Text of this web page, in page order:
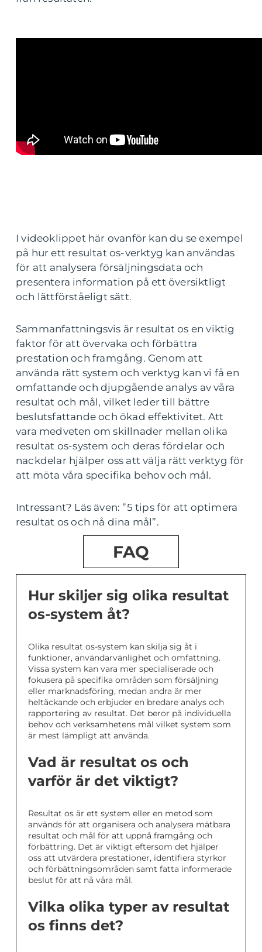
I videoklippet här ovanför kan du se exempel
på hur ett resultat os-verktyg kan användas
för att analysera försäljningsdata och
presentera information på ett översiktligt
och lättförståeligt sätt.
Sammanfattningsvis är resultat os en viktig
faktor för att övervaka och förbättra
prestation och framgång. Genom att
använda rätt system och verktyg kan vi få en
omfattande och djupgående analys av våra
resultat och mål, vilket leder till bättre
beslutsfattande och ökad effektivitet. Att
vara medveten om skillnader mellan olika
resultat os-system och deras fördelar och
nackdelar hjälper oss att välja rätt verktyg för
att möta våra specifika behov och mål.
Intressant? Läs även: ”5 tips för att optimera
resultat os och nå dina mål”.
FAQ
Hur skiljer sig olika resultat
os-system åt?
Olika resultat os-system kan skilja sig åt i
funktioner, användarvänlighet och omfattning.
Vissa system kan vara mer specialiserade och
fokusera på specifika områden som försäljning
eller marknadsföring, medan andra är mer
heltäckande och erbjuder en bredare analys och
rapportering av resultat. Det beror på individuella
behov och verksamhetens mål vilket system som
är mest lämpligt att använda.
Vad är resultat os och
varför är det viktigt?
Resultat os är ett system eller en metod som
används för att organisera och analysera mätbara
resultat och mål för att uppnå framgång och
förbättring. Det är viktigt eftersom det hjälper
oss att utvärdera prestationer, identifiera styrkor
och förbättningsområden samt fatta informerade
beslut för att nå våra mål.
Vilka olika typer av resultat
os finns det?